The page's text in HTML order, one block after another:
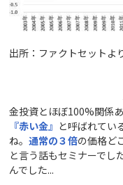
出所：ファクトセットよ
金投資とほぼ100%関係
『赤い金』 と呼ばれてい
ね。通常の３倍の価格ど
と言う話もセミナーでし
んでした...